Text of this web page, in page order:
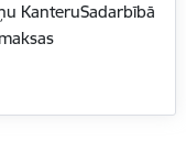
KanteruSadarbībā